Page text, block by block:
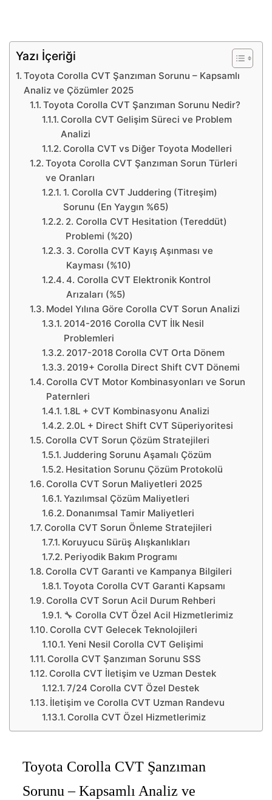
Yazı İçeriği
Toyota Corolla CVT Şanzıman Sorunu – Kapsamlı
Analiz ve Çözümler 2025
Toyota Corolla CVT Şanzıman Sorunu Nedir?
Corolla CVT Gelişim Süreci ve Problem
Analizi
Corolla CVT vs Diğer Toyota Modelleri
Toyota Corolla CVT Şanzıman Sorun Türleri
ve Oranları
1. Corolla CVT Juddering (Titreşim)
Sorunu (En Yaygın %65)
2. Corolla CVT Hesitation (Tereddüt)
Problemi (%20)
3. Corolla CVT Kayış Aşınması ve
Kayması (%10)
4. Corolla CVT Elektronik Kontrol
Arızaları (%5)
Model Yılına Göre Corolla CVT Sorun Analizi
2014-2016 Corolla CVT İlk Nesil
Problemleri
2017-2018 Corolla CVT Orta Dönem
2019+ Corolla Direct Shift CVT Dönemi
Corolla CVT Motor Kombinasyonları ve Sorun
Paternleri
1.8L + CVT Kombinasyonu Analizi
2.0L + Direct Shift CVT Süperiyoritesi
Corolla CVT Sorun Çözüm Stratejileri
Juddering Sorunu Aşamalı Çözüm
Hesitation Sorunu Çözüm Protokolü
Corolla CVT Sorun Maliyetleri 2025
Yazılımsal Çözüm Maliyetleri
Donanımsal Tamir Maliyetleri
Corolla CVT Sorun Önleme Stratejileri
Koruyucu Sürüş Alışkanlıkları
Periyodik Bakım Programı
Corolla CVT Garanti ve Kampanya Bilgileri
Toyota Corolla CVT Garanti Kapsamı
Corolla CVT Sorun Acil Durum Rehberi
🔧 Corolla CVT Özel Acil Hizmetlerimiz
Corolla CVT Gelecek Teknolojileri
Yeni Nesil Corolla CVT Gelişimi
Corolla CVT Şanzıman Sorunu SSS
Corolla CVT İletişim ve Uzman Destek
7/24 Corolla CVT Özel Destek
İletişim ve Corolla CVT Uzman Randevu
Corolla CVT Özel Hizmetlerimiz
Toyota Corolla CVT Şanzıman
Sorunu – Kapsamlı Analiz ve